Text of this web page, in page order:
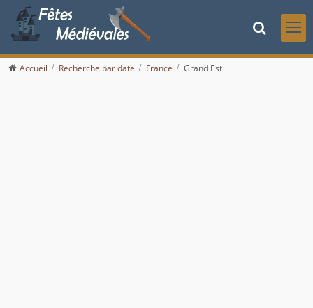
Accueil Recherche par date France Grand Est